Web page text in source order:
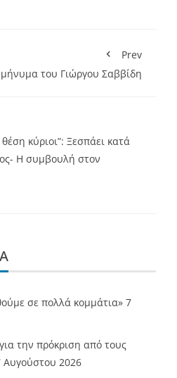
Prev
του Γιώργου Σαββίδη
κύριοι”: Ξεσπάει κατά
Η συμβουλή στον
σε πολλά κομμάτια» 7
την πρόκριση από τους
Αυγούστου 2026